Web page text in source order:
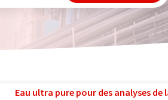
Eau ultra pure pour des analyses